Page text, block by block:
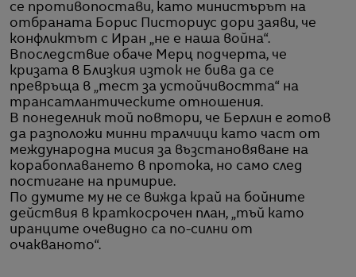
се противопостави, като министърът на
отбраната Борис Писториус дори заяви, че
конфликтът с Иран „не е наша война“.
Впоследствие обаче Мерц подчерта, че
кризата в Близкия изток не бива да се
превръща в „тест за устойчивостта“ на
трансатлантическите отношения.
В понеделник той повтори, че Берлин е готов
да разположи минни тралчици като част от
международна мисия за възстановяване на
корабоплаването в протока, но само след
постигане на примирие.
По думите му не се вижда край на бойните
действия в краткосрочен план, „тъй като
иранците очевидно са по-силни от
очакваното“.